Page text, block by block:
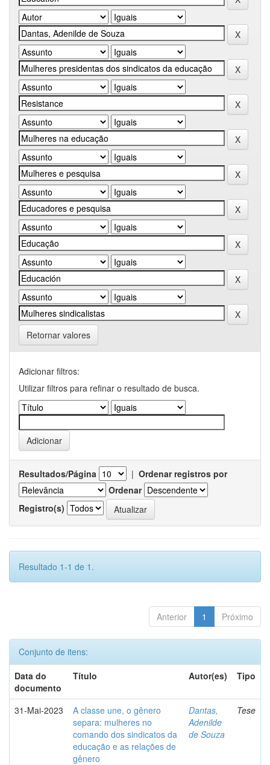
Retornar valores
Adicionar filtros:
Utilizar filtros para refinar o resultado de busca.
Resultados/Página | Ordenar registros por
Ordenar
Registro(s)
Resultado 1-1 de 1.
Anterior 1 Próximo
Conjunto de itens:
Data do
documento
Título Autor(es) Tipo
31-Mai-2023
A classe une, o gênero
separa: mulheres no
comando dos sindicatos da
educação e as relações de
gênero
Dantas,
Adenilde
de Souza
Tese